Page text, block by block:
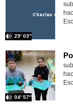
29′ 03″
04′ 57″